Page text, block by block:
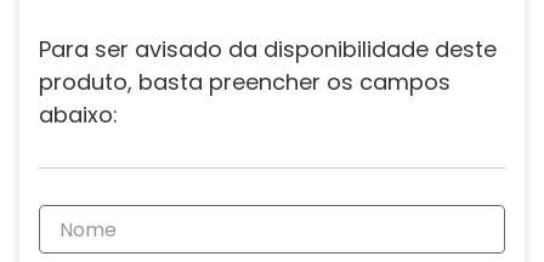
Para ser avisado da disponibilidade deste
produto, basta preencher os campos
abaixo: